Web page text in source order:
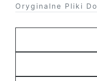
Oryginalne Pliki